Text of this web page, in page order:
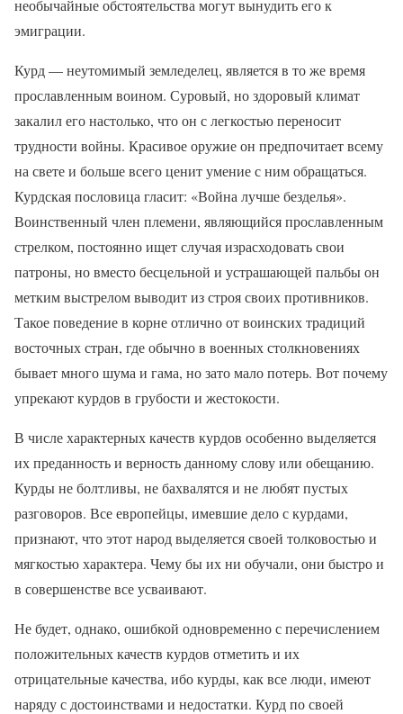
необычайные обстоятельства могут вынудить его к
эмиграции.
Курд — неутомимый земледелец, является в то же время
прославленным воином. Суровый, но здоровый климат
закалил его настолько, что он с легкостью переносит
трудности войны. Красивое оружие он предпочитает всему
на свете и больше всего ценит умение с ним обращаться.
Курдская пословица гласит: «Война лучше безделья».
Воинственный член племени, являющийся прославленным
стрелком, постоянно ищет случая израсходовать свои
патроны, но вместо бесцельной и устрашающей пальбы он
метким выстрелом выводит из строя своих противников.
Такое поведение в корне отлично от воинских традиций
восточных стран, где обычно в военных столкновениях
бывает много шума и гама, но зато мало потерь. Вот почему
упрекают курдов в грубости и жестокости.
В числе характерных качеств курдов особенно выделяется
их преданность и верность данному слову или обещанию.
Курды не болтливы, не бахвалятся и не любят пустых
разговоров. Все европейцы, имевшие дело с курдами,
признают, что этот народ выделяется своей толковостью и
мягкостью характера. Чему бы их ни обучали, они быстро и
в совершенстве все усваивают.
Не будет, однако, ошибкой одновременно с перечислением
положительных качеств курдов отметить и их
отрицательные качества, ибо курды, как все люди, имеют
наряду с достоинствами и недостатки. Курд по своей